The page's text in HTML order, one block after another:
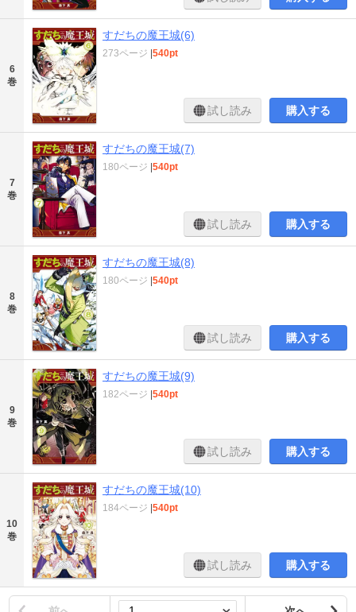
6
巻
すだちの魔王城(6)
273ページ 540pt
試し読み 購入する
7
巻
すだちの魔王城(7)
180ページ 540pt
試し読み 購入する
8
巻
すだちの魔王城(8)
180ページ 540pt
試し読み 購入する
9
巻
すだちの魔王城(9)
182ページ 540pt
試し読み 購入する
10
巻
すだちの魔王城(10)
184ページ 540pt
試し読み 購入する